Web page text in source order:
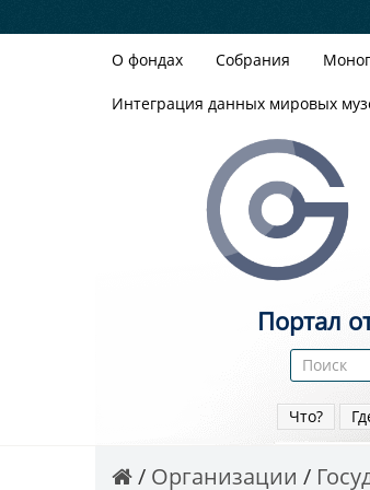
О фондах Собрания
Интеграция данных мировых
Портал
Что?
Организации